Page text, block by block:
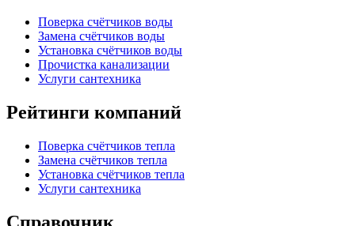
Поверка счётчиков воды
Замена счётчиков воды
Установка счётчиков воды
Прочистка канализации
Услуги сантехника
Рейтинги компаний
Поверка счётчиков тепла
Замена счётчиков тепла
Установка счётчиков тепла
Услуги сантехника